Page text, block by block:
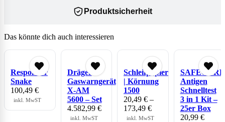
Produktsicherheit
Das könnte dich auch interessieren
Responder
Snake
100,49 €
inkl. MwST
Dräger
Gaswarngerät
X-AM
5600 – Set
4.582,99 €
inkl. MwST
Schleifpapier
| Körnung
1500
20,49 € –
173,49 €
inkl. MwST
SAFECARE
Antigen
Schnelltest
3 in 1 Kit –
25er Box
20,99 €